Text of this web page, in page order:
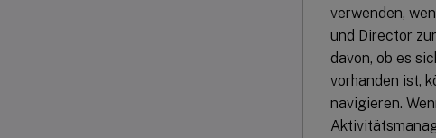
verwenden,
und Director
davon, ob es
vorhanden ist,
navigieren.